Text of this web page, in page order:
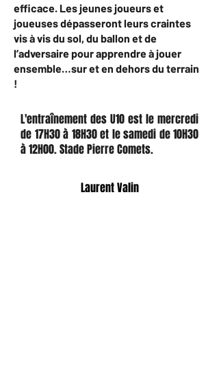
efficace. Les jeunes joueurs et
joueuses dépasseront leurs craintes
vis à vis du sol, du ballon et de
l’adversaire pour apprendre à jouer
ensemble…sur et en dehors du terrain
!
L'entraînement des U10 est le mercredi
de 17H30 à 18H30 et le samedi de 10H30
à 12H00. Stade Pierre Comets.
Laurent Valin